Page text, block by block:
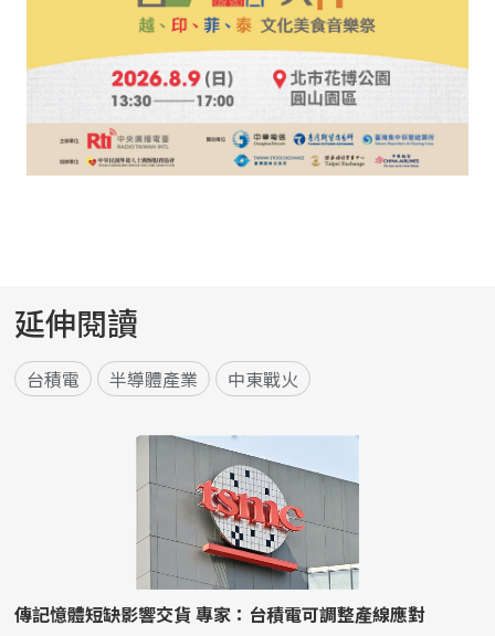
延伸閱讀
台積電 半導體產業 中東戰火
傳記憶體短缺影響交貨 專家：台積電可調整產線應對